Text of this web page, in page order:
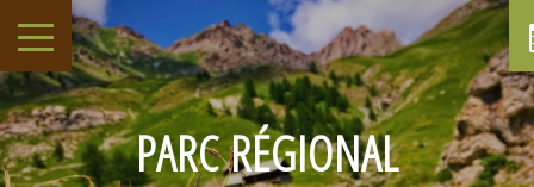
PARC RÉGIONAL